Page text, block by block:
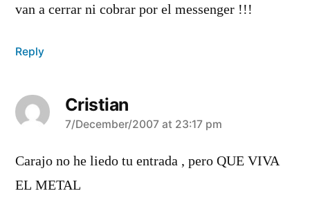
van a cerrar ni cobrar por el messenger !!!
Reply
Cristian
says:
7/December/2007 at 23:17 pm
Carajo no he liedo tu entrada , pero QUE VIVA
EL METAL